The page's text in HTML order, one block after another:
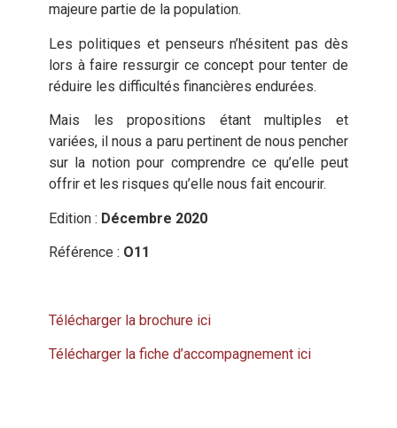
majeure partie de la population.
Les politiques et penseurs n’hésitent pas dès
lors à faire ressurgir ce concept pour tenter de
réduire les difficultés financières endurées.
Mais les propositions étant multiples et
variées, il nous a paru pertinent de nous pencher
sur la notion pour comprendre ce qu’elle peut
offrir et les risques qu’elle nous fait encourir.
Edition : Décembre 2020
Référence : O11
Télécharger la brochure ici
Télécharger la fiche d’accompagnement ici